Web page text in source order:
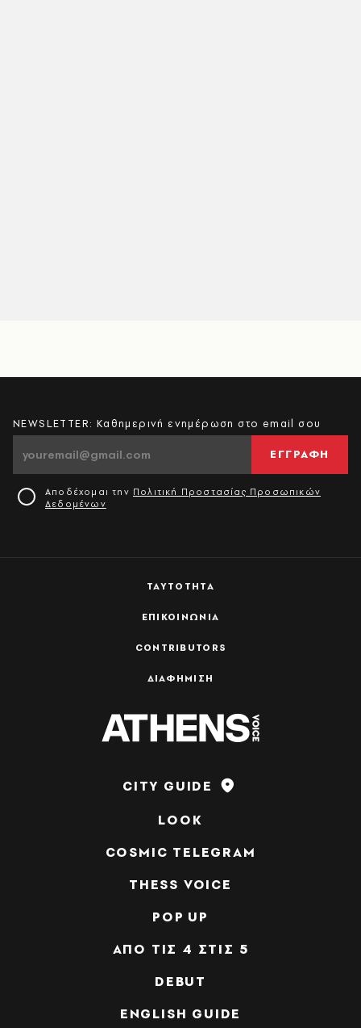
ΤΑΥΤΟΤΗΤΑ
ΕΠΙΚΟΙΝΩΝΙΑ
CONTRIBUTORS
ΔΙΑΦΗΜΙΣΗ
NEWSLETTER: Καθημερινή ενημέρωση στο email σου
ΕΓΓΡΑΦΗ
Αποδέχομαι την Πολιτική Προστασίας Προσωπικών
Δεδομένων
CITY GUIDE
LOOK
COSMIC TELEGRAM
THESS VOICE
POP UP
ΑΠΟ ΤΙΣ 4 ΣΤΙΣ 5
DEBUT
ENGLISH GUIDE